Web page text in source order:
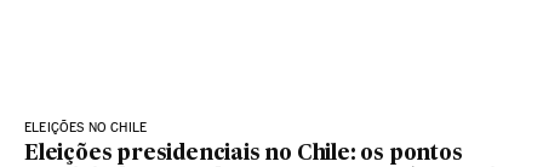
ELEIÇÕES NO CHILE
Eleições presidenciais no Chile: os pontos